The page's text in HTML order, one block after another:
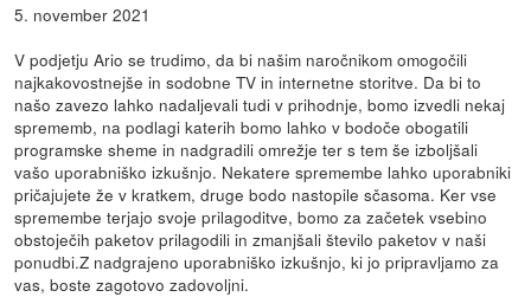
5. november 2021
V podjetju Ario se trudimo, da bi našim naročnikom omogočili
najkakovostnejše in sodobne TV in internetne storitve. Da bi to
našo zavezo lahko nadaljevali tudi v prihodnje, bomo izvedli nekaj
sprememb, na podlagi katerih bomo lahko v bodoče obogatili
programske sheme in nadgradili omrežje ter s tem še izboljšali
vašo uporabniško izkušnjo. Nekatere spremembe lahko uporabniki
pričajujete že v kratkem, druge bodo nastopile sčasoma. Ker vse
spremembe terjajo svoje prilagoditve, bomo za začetek vsebino
obstoječih paketov prilagodili in zmanjšali število paketov v naši
ponudbi.Z nadgrajeno uporabniško izkušnjo, ki jo pripravljamo za
vas, boste zagotovo zadovoljni.